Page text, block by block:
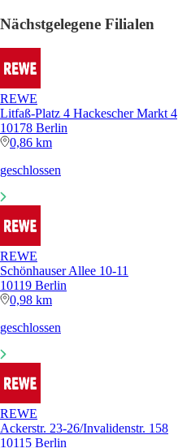
Nächstgelegene Filialen
REWE
Litfaß-Platz 4 Hackescher Markt 4
10178 Berlin
0,86 km
geschlossen
REWE
Schönhauser Allee 10-11
10119 Berlin
0,98 km
geschlossen
REWE
Ackerstr. 23-26/Invalidenstr. 158
10115 Berlin